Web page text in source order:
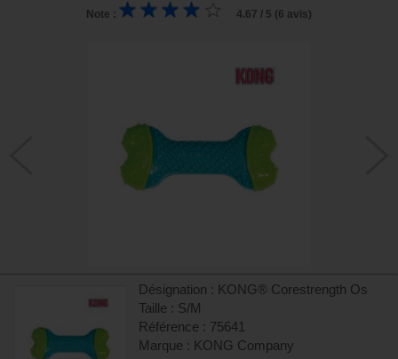
Note : 4.67 / 5 (6 avis)
Désignation : KONG® Corestrength Os
Taille : S/M
Référence : 75641
Marque : KONG Company